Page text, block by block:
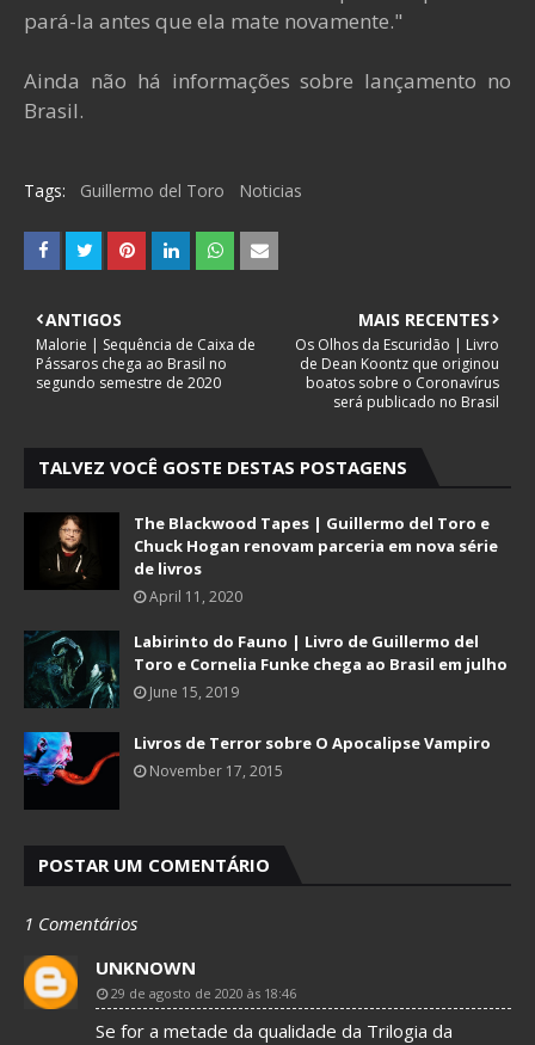
pará-la antes que ela mate novamente."
Ainda não há informações sobre lançamento no
Brasil.
Tags: Guillermo del Toro Noticias
MAIS RECENTES
Os Olhos da Escuridão | Livro
de Dean Koontz que originou
boatos sobre o Coronavírus
será publicado no Brasil
ANTIGOS
Malorie | Sequência de Caixa de
Pássaros chega ao Brasil no
segundo semestre de 2020
TALVEZ VOCÊ GOSTE DESTAS POSTAGENS
The Blackwood Tapes | Guillermo del Toro e
Chuck Hogan renovam parceria em nova série
de livros
April 11, 2020
Labirinto do Fauno | Livro de Guillermo del
Toro e Cornelia Funke chega ao Brasil em julho
June 15, 2019
Livros de Terror sobre O Apocalipse Vampiro
November 17, 2015
POSTAR UM COMENTÁRIO
1 Comentários
UNKNOWN
29 de agosto de 2020 às 18:46
Se for a metade da qualidade da Trilogia da